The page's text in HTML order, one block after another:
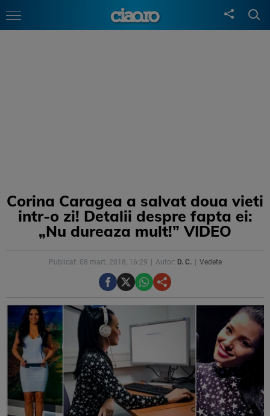
Corina Caragea a salvat doua vieti
intr-o zi! Detalii despre fapta ei:
„Nu dureaza mult!” VIDEO
Publicat: 08 mart. 2018, 16:29 Autor: D. C. Vedete